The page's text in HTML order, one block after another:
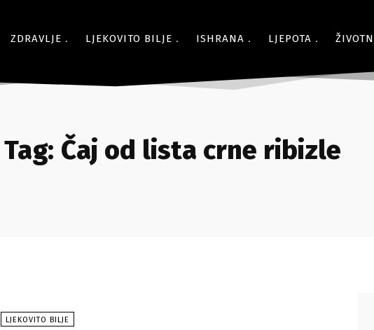
ZDRAVLJE LJEKOVITO BILJE ISHRANA LJEPOTA
Tag: Čaj od lista crne ribizle
LJEKOVITO BILJE